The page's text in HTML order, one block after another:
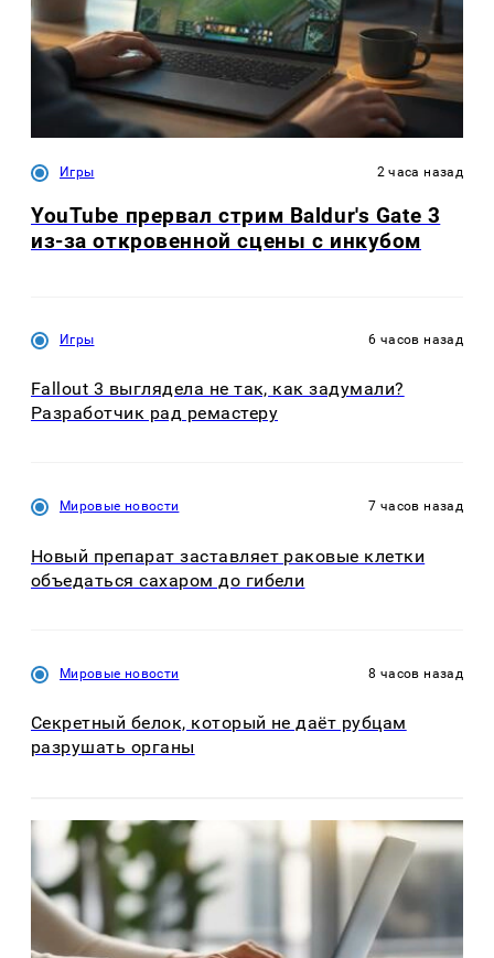
Игры 2 часа назад
YouTube прервал стрим Baldur's Gate 3
из-за откровенной сцены с инкубом
Игры 6 часов назад
Fallout 3 выглядела не так, как задумали?
Разработчик рад ремастеру
Мировые новости 7 часов назад
Новый препарат заставляет раковые клетки
объедаться сахаром до гибели
Мировые новости 8 часов назад
Секретный белок, который не даёт рубцам
разрушать органы